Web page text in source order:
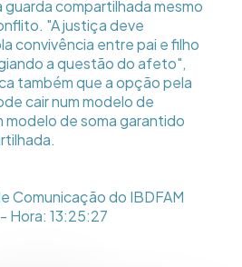
compartilhada mesmo
"A justiça deve
convivência entre pai e filho
a questão do afeto",
também que a opção pela
cair num modelo de
modelo de soma garantido
Comunicação do IBDFAM
13:25:27